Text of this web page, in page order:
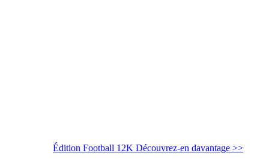
Édition Football 12K Découvrez-en davantage >>